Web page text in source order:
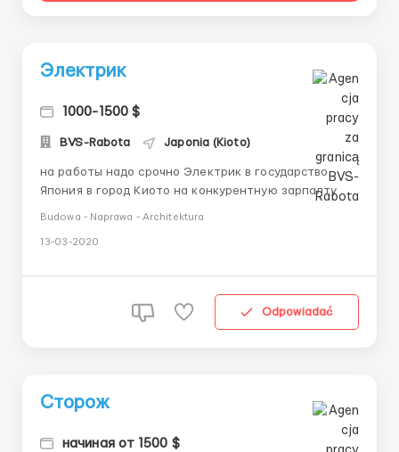
Электрик
1000-1500 $
BVS-Rabota Japonia (Kioto)
на работы надо срочно Электрик в государство
Япония в город Киото на конкурентную зарпалту от
него японский, опыт от 2 лет. Подробнее об
Budowa - Naprawa - Architektura
13-03-2020
Odpowiadać
Сторож
начиная от 1500 $